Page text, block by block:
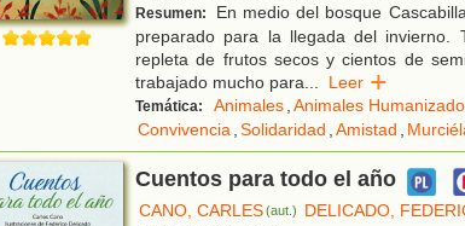
Resumen:
En medio del bosque
preparado para la llegada del invierno.
repleta de frutos secos y cientos de
trabajado mucho para... Leer
Temática: Animales,Animales
Convivencia,Solidaridad ,Amistad ,
Cuentos para todo el año
CANO, CARLES(aut.) DELICADO,